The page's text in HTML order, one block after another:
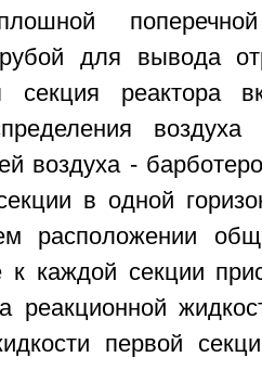
для вывода
реактора
воздуха -
в одной
расположении
к каждой секции
реакционной
первой